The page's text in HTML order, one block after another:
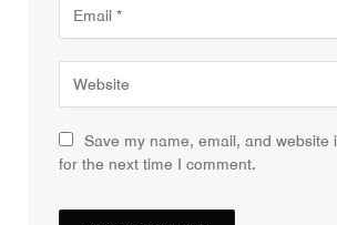
Save my name, email, and website
for the next time I comment.